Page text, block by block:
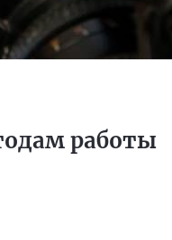
работы